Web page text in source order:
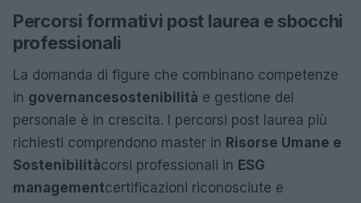
Percorsi formativi post laurea e sbocchi
professionali
La domanda di figure che combinano competenze
in governancesostenibilità e gestione del
personale è in crescita. I percorsi post laurea più
richiesti comprendono master in Risorse Umane e
Sostenibilitàcorsi professionali in ESG
managementcertificazioni riconosciute e